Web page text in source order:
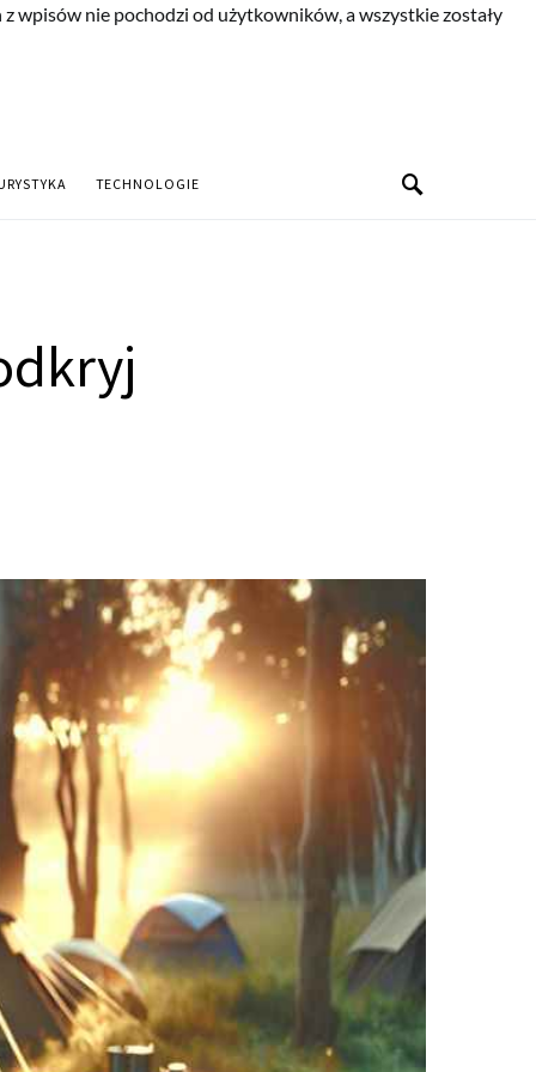
wpisów nie pochodzi od użytkowników, a wszystkie zostały
TECHNOLOGIE